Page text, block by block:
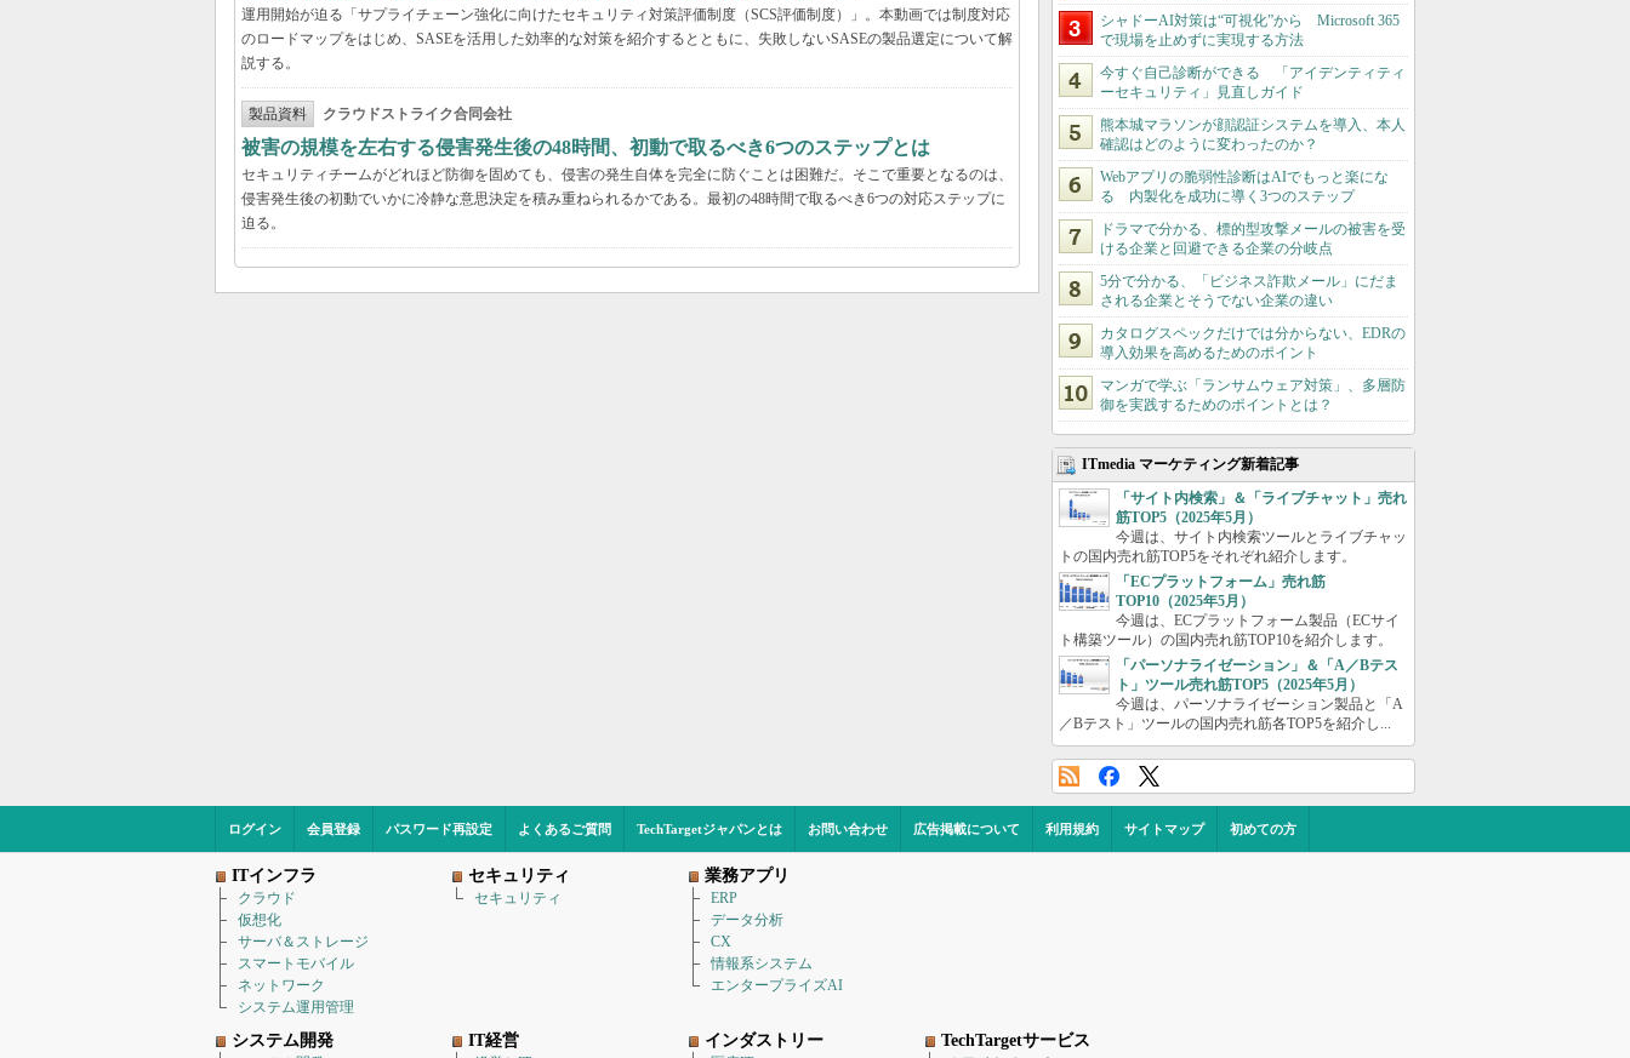
運用開始が迫る「サプライチェーン強化に向けたセキュリティ対策評価制度（SCS評価制度）」。本動画では制度対応
のロードマップをはじめ、SASEを活用した効率的な対策を紹介するとともに、失敗しないSASEの製品選定について解
説する。
製品資料 クラウドストライク合同会社
被害の規模を左右する侵害発生後の48時間、初動で取るべき6つのステップとは
セキュリティチームがどれほど防御を固めても、侵害の発生自体を完全に防ぐことは困難だ。そこで重要となるのは、
侵害発生後の初動でいかに冷静な意思決定を積み重ねられるかである。最初の48時間で取るべき6つの対応ステップに
迫る。
シャドーAI対策は“可視化”から Microsoft 365
で現場を止めずに実現する方法
今すぐ自己診断ができる 「アイデンティティ
ーセキュリティ」見直しガイド
熊本城マラソンが顔認証システムを導入、本人
確認はどのように変わったのか？
Webアプリの脆弱性診断はAIでもっと楽にな
る 内製化を成功に導く3つのステップ
ドラマで分かる、標的型攻撃メールの被害を受
ける企業と回避できる企業の分岐点
5分で分かる、「ビジネス詐欺メール」にだま
される企業とそうでない企業の違い
カタログスペックだけでは分からない、EDRの
導入効果を高めるためのポイント
マンガで学ぶ「ランサムウェア対策」、多層防
御を実践するためのポイントとは？
ITmedia マーケティング新着記事
「サイト内検索」＆「ライブチャット」売れ
筋TOP5（2025年5月）
今週は、サイト内検索ツールとライブチャッ
トの国内売れ筋TOP5をそれぞれ紹介します。
「ECプラットフォーム」売れ筋
TOP10（2025年5月）
今週は、ECプラットフォーム製品（ECサイ
ト構築ツール）の国内売れ筋TOP10を紹介します。
「パーソナライゼーション」＆「A／Bテス
ト」ツール売れ筋TOP5（2025年5月）
今週は、パーソナライゼーション製品と「A
／Bテスト」ツールの国内売れ筋各TOP5を紹介し...
ログイン 会員登録 パスワード再設定 よくあるご質問 TechTargetジャパンとは お問い合わせ 広告掲載について 利用規約 サイトマップ 初めての方
ITインフラ
クラウド
仮想化
サーバ＆ストレージ
スマートモバイル
ネットワーク
システム運用管理
セキュリティ
セキュリティ
業務アプリ
ERP
データ分析
CX
情報系システム
エンタープライズAI
システム開発 IT経営 インダストリー TechTargetサービス